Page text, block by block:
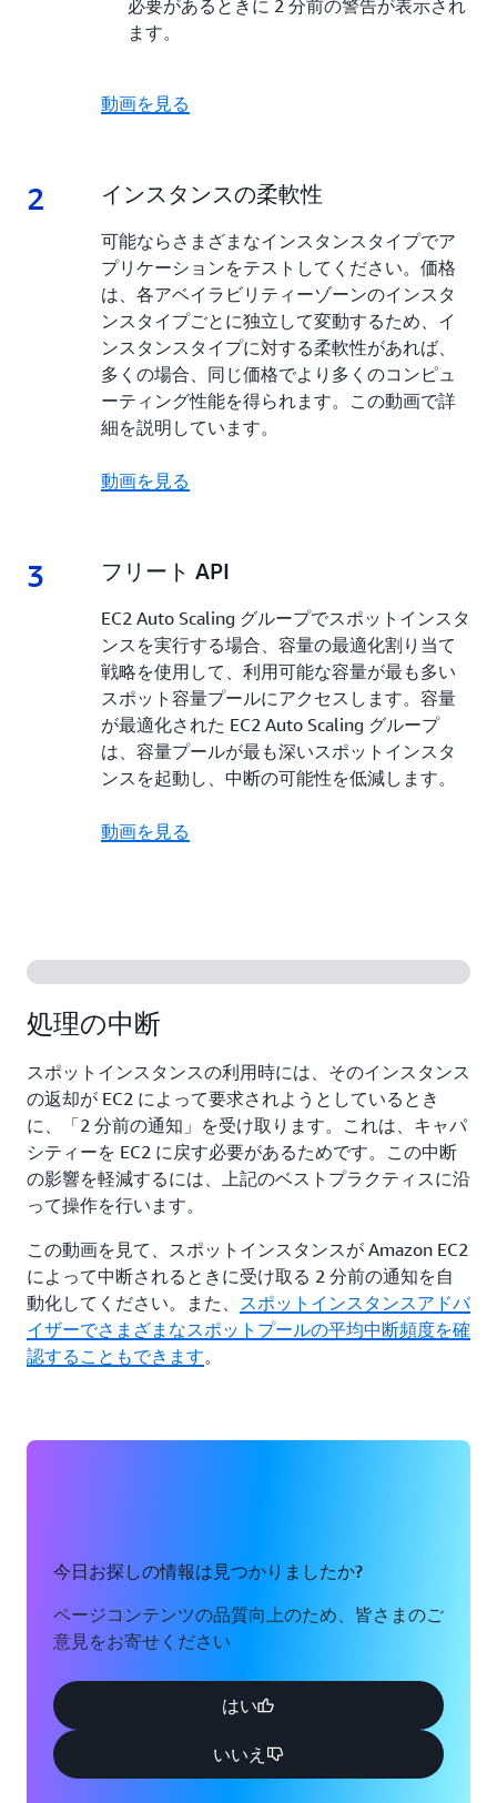
必要があるときに 2 分前の警告が表示され
ます。
動画を見る
2 2.
インスタンスの柔軟性
可能ならさまざまなインスタンスタイプでア
プリケーションをテストしてください。価格
は、各アベイラビリティーゾーンのインスタ
ンスタイプごとに独立して変動するため、イ
ンスタンスタイプに対する柔軟性があれば、
多くの場合、同じ価格でより多くのコンピュ
ーティング性能を得られます。この動画で詳
細を説明しています。
動画を見る
3 3.
フリート API
EC2 Auto Scaling グループでスポットインスタ
ンスを実行する場合、容量の最適化割り当て
戦略を使用して、利用可能な容量が最も多い
スポット容量プールにアクセスします。容量
が最適化された EC2 Auto Scaling グループ
は、容量プールが最も深いスポットインスタ
ンスを起動し、中断の可能性を低減します。
動画を見る
処理の中断
スポットインスタンスの利用時には、そのインスタンス
の返却が EC2 によって要求されようとしているとき
に、「2 分前の通知」を受け取ります。これは、キャパ
シティーを EC2 に戻す必要があるためです。この中断
の影響を軽減するには、上記のベストプラクティスに沿
って操作を行います。
この動画を見て、スポットインスタンスが Amazon EC2
によって中断されるときに受け取る 2 分前の通知を自
動化してください。また、 スポットインスタンスアドバ
イザーでさまざまなスポットプールの平均中断頻度を確
認することもできます。
今日お探しの情報は見つかりましたか?
ページコンテンツの品質向上のため、皆さまのご
意見をお寄せください
はい
いいえ